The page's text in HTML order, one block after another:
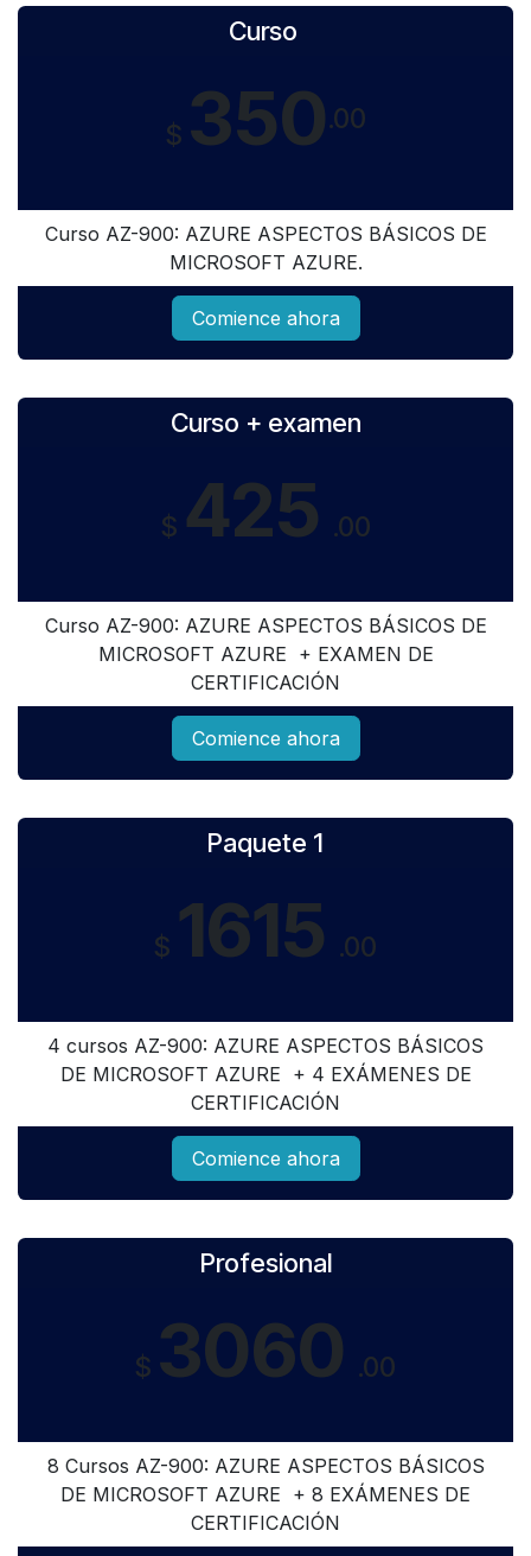
Curso
$ 350.00
Curso AZ-900: AZURE ASPECTOS BÁSICOS DE
MICROSOFT AZURE.
Comience ahora
Curso + examen
$ 425 .00
Curso AZ-900: AZURE ASPECTOS BÁSICOS DE
MICROSOFT AZURE + EXAMEN DE
CERTIFICACIÓN
Comience ahora
Paquete 1
$ 1615 .00
4 cursos AZ-900: AZURE ASPECTOS BÁSICOS
DE MICROSOFT AZURE + 4 EXÁMENES DE
CERTIFICACIÓN
Comience ahora
Profesional
$ 3060 .00
8 Cursos AZ-900: AZURE ASPECTOS BÁSICOS
DE MICROSOFT AZURE + 8 EXÁMENES DE
CERTIFICACIÓN